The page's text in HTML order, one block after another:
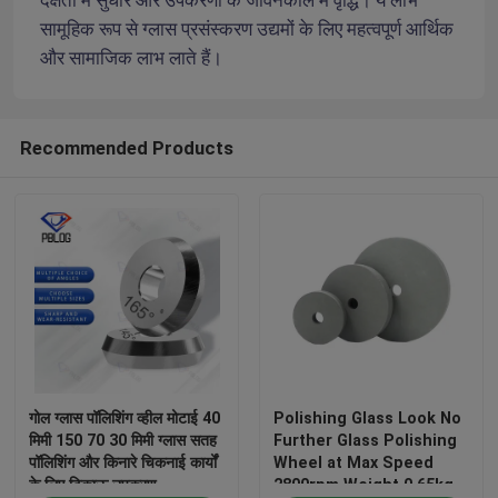
सीबीएन पीसने वाला पहिया
ग्लास ड्रिल बिट्स
कांच काटने का उपकरण
ग्लास मशीनरी पार्ट्स
ग्लास किनारा मशीन
सामूहिक रूप से ग्लास प्रसंस्करण उद्यमों के लिए महत्वपूर्ण आर्थिक
और सामाजिक लाभ लाते हैं।
Recommended Products
गोल ग्लास पॉलिशिंग व्हील मोटाई 40
मिमी 150 70 30 मिमी ग्लास सतह
पॉलिशिंग और किनारे चिकनाई कार्यों
के लिए टिकाऊ उपकरण
Polishing Glass Look No
Further Glass Polishing
Wheel at Max Speed
2800rpm Weight 0.65kg